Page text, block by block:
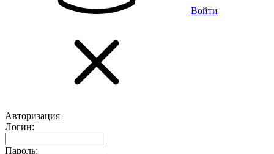
Войти
Авторизация
Логин:
Пароль: